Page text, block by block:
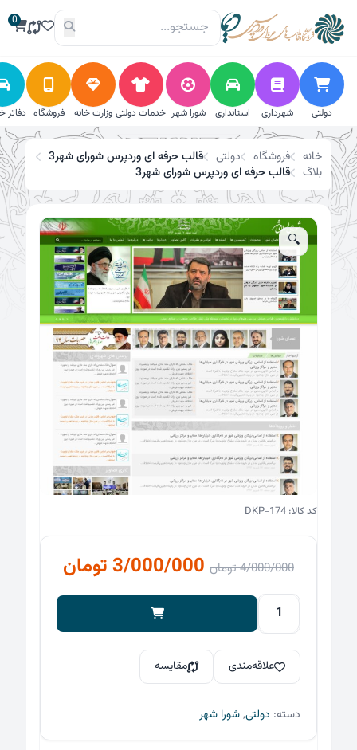
محتوا
0
دولتی شهرداری استانداری شورا شهر خدمات دولتی وزارت خانه فروشگاه دفاتر
خانه فروشگاه دولتی
قالب حرفه ای وردپرس شورای شهر3
بلاگ
قالب حرفه ای وردپرس شورای شهر3
تخفیف!
🔍
کد کالا: DKP-174
4/000/000تومان قیمت
اصلی
بود.
3/000/000تومان
فعلی
قالب
ای
وردپرس
شورای
شهر3
عدد
علاقه‌مندی مقایسه
دسته: دولتی,شورا شهر